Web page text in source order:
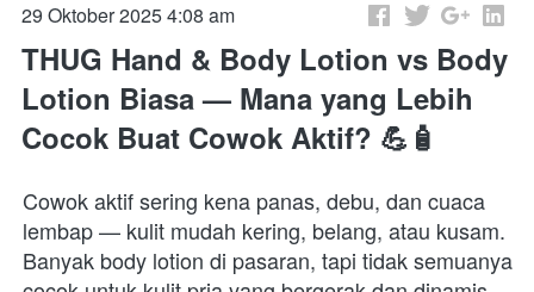
29 Oktober 2025 4:08 am
THUG Hand & Body Lotion vs Body
Lotion Biasa — Mana yang Lebih
Cocok Buat Cowok Aktif? 💪🧴
Cowok aktif sering kena panas, debu, dan cuaca
lembap — kulit mudah kering, belang, atau kusam.
Banyak body lotion di pasaran, tapi tidak semuanya